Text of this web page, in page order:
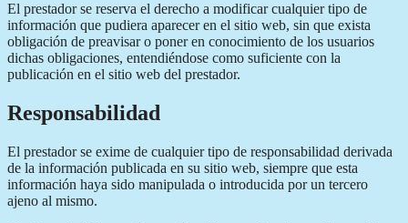
El prestador se reserva el derecho a modificar cualquier tipo de
información que pudiera aparecer en el sitio web, sin que exista
obligación de preavisar o poner en conocimiento de los usuarios
dichas obligaciones, entendiéndose como suficiente con la
publicación en el sitio web del prestador.
Responsabilidad
El prestador se exime de cualquier tipo de responsabilidad derivada
de la información publicada en su sitio web, siempre que esta
información haya sido manipulada o introducida por un tercero
ajeno al mismo.